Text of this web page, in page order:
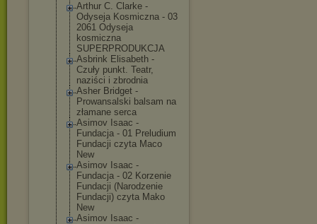
Arthur C. Clarke -
Odyseja Kosmiczna - 03
2061 Odyseja
kosmiczna
SUPERPRODUKCJA
Asbrink Elisabeth -
Czuły punkt. Teatr,
naziści i zbrodnia
Asher Bridget -
Prowansalski balsam na
złamane serca
Asimov Isaac -
Fundacja - 01 Preludium
Fundacji czyta Maco
New
Asimov Isaac -
Fundacja - 02 Korzenie
Fundacji (Narodzenie
Fundacji) czyta Mako
New
Asimov Isaac -